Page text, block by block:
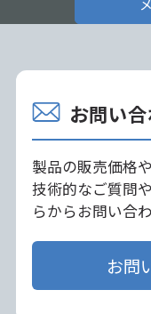
お問い
製品の販売価格
技術的なご質問
らからお問い合
お問